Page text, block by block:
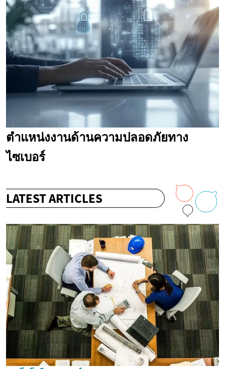
ตำแหน่งงานด้านความปลอดภัยทาง
ไซเบอร์
LATEST ARTICLES